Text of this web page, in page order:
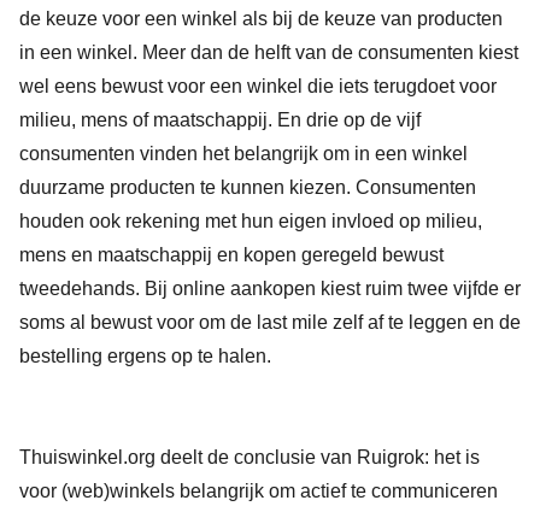
de keuze voor een winkel als bij de keuze van producten
in een winkel. Meer dan de helft van de consumenten kiest
wel eens bewust voor een winkel die iets terugdoet voor
milieu, mens of maatschappij. En drie op de vijf
consumenten vinden het belangrijk om in een winkel
duurzame producten te kunnen kiezen. Consumenten
houden ook rekening met hun eigen invloed op milieu,
mens en maatschappij en kopen geregeld bewust
tweedehands. Bij online aankopen kiest ruim twee vijfde er
soms al bewust voor om de last mile zelf af te leggen en de
bestelling ergens op te halen.
Thuiswinkel.org deelt de conclusie van Ruigrok: het is
voor (web)winkels belangrijk om actief te communiceren